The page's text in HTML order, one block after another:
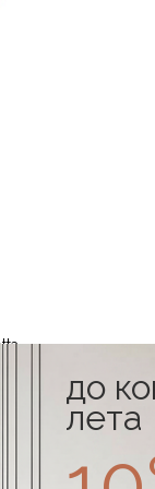
до
лета